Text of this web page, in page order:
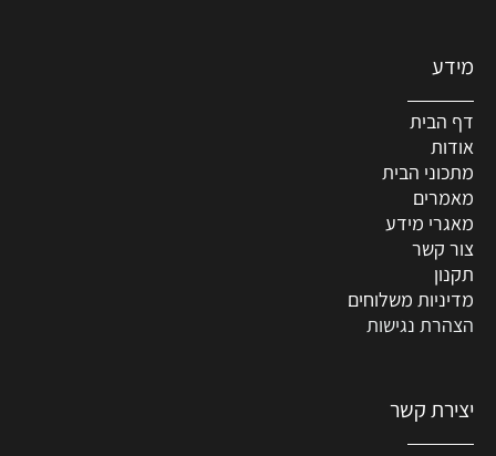
מידע
דף הבית
אודות
מתכוני הבית
מאמרים
מאגרי מידע
צור קשר
תקנון
מדיניות משלוחים
הצהרת נגישות
יצירת קשר